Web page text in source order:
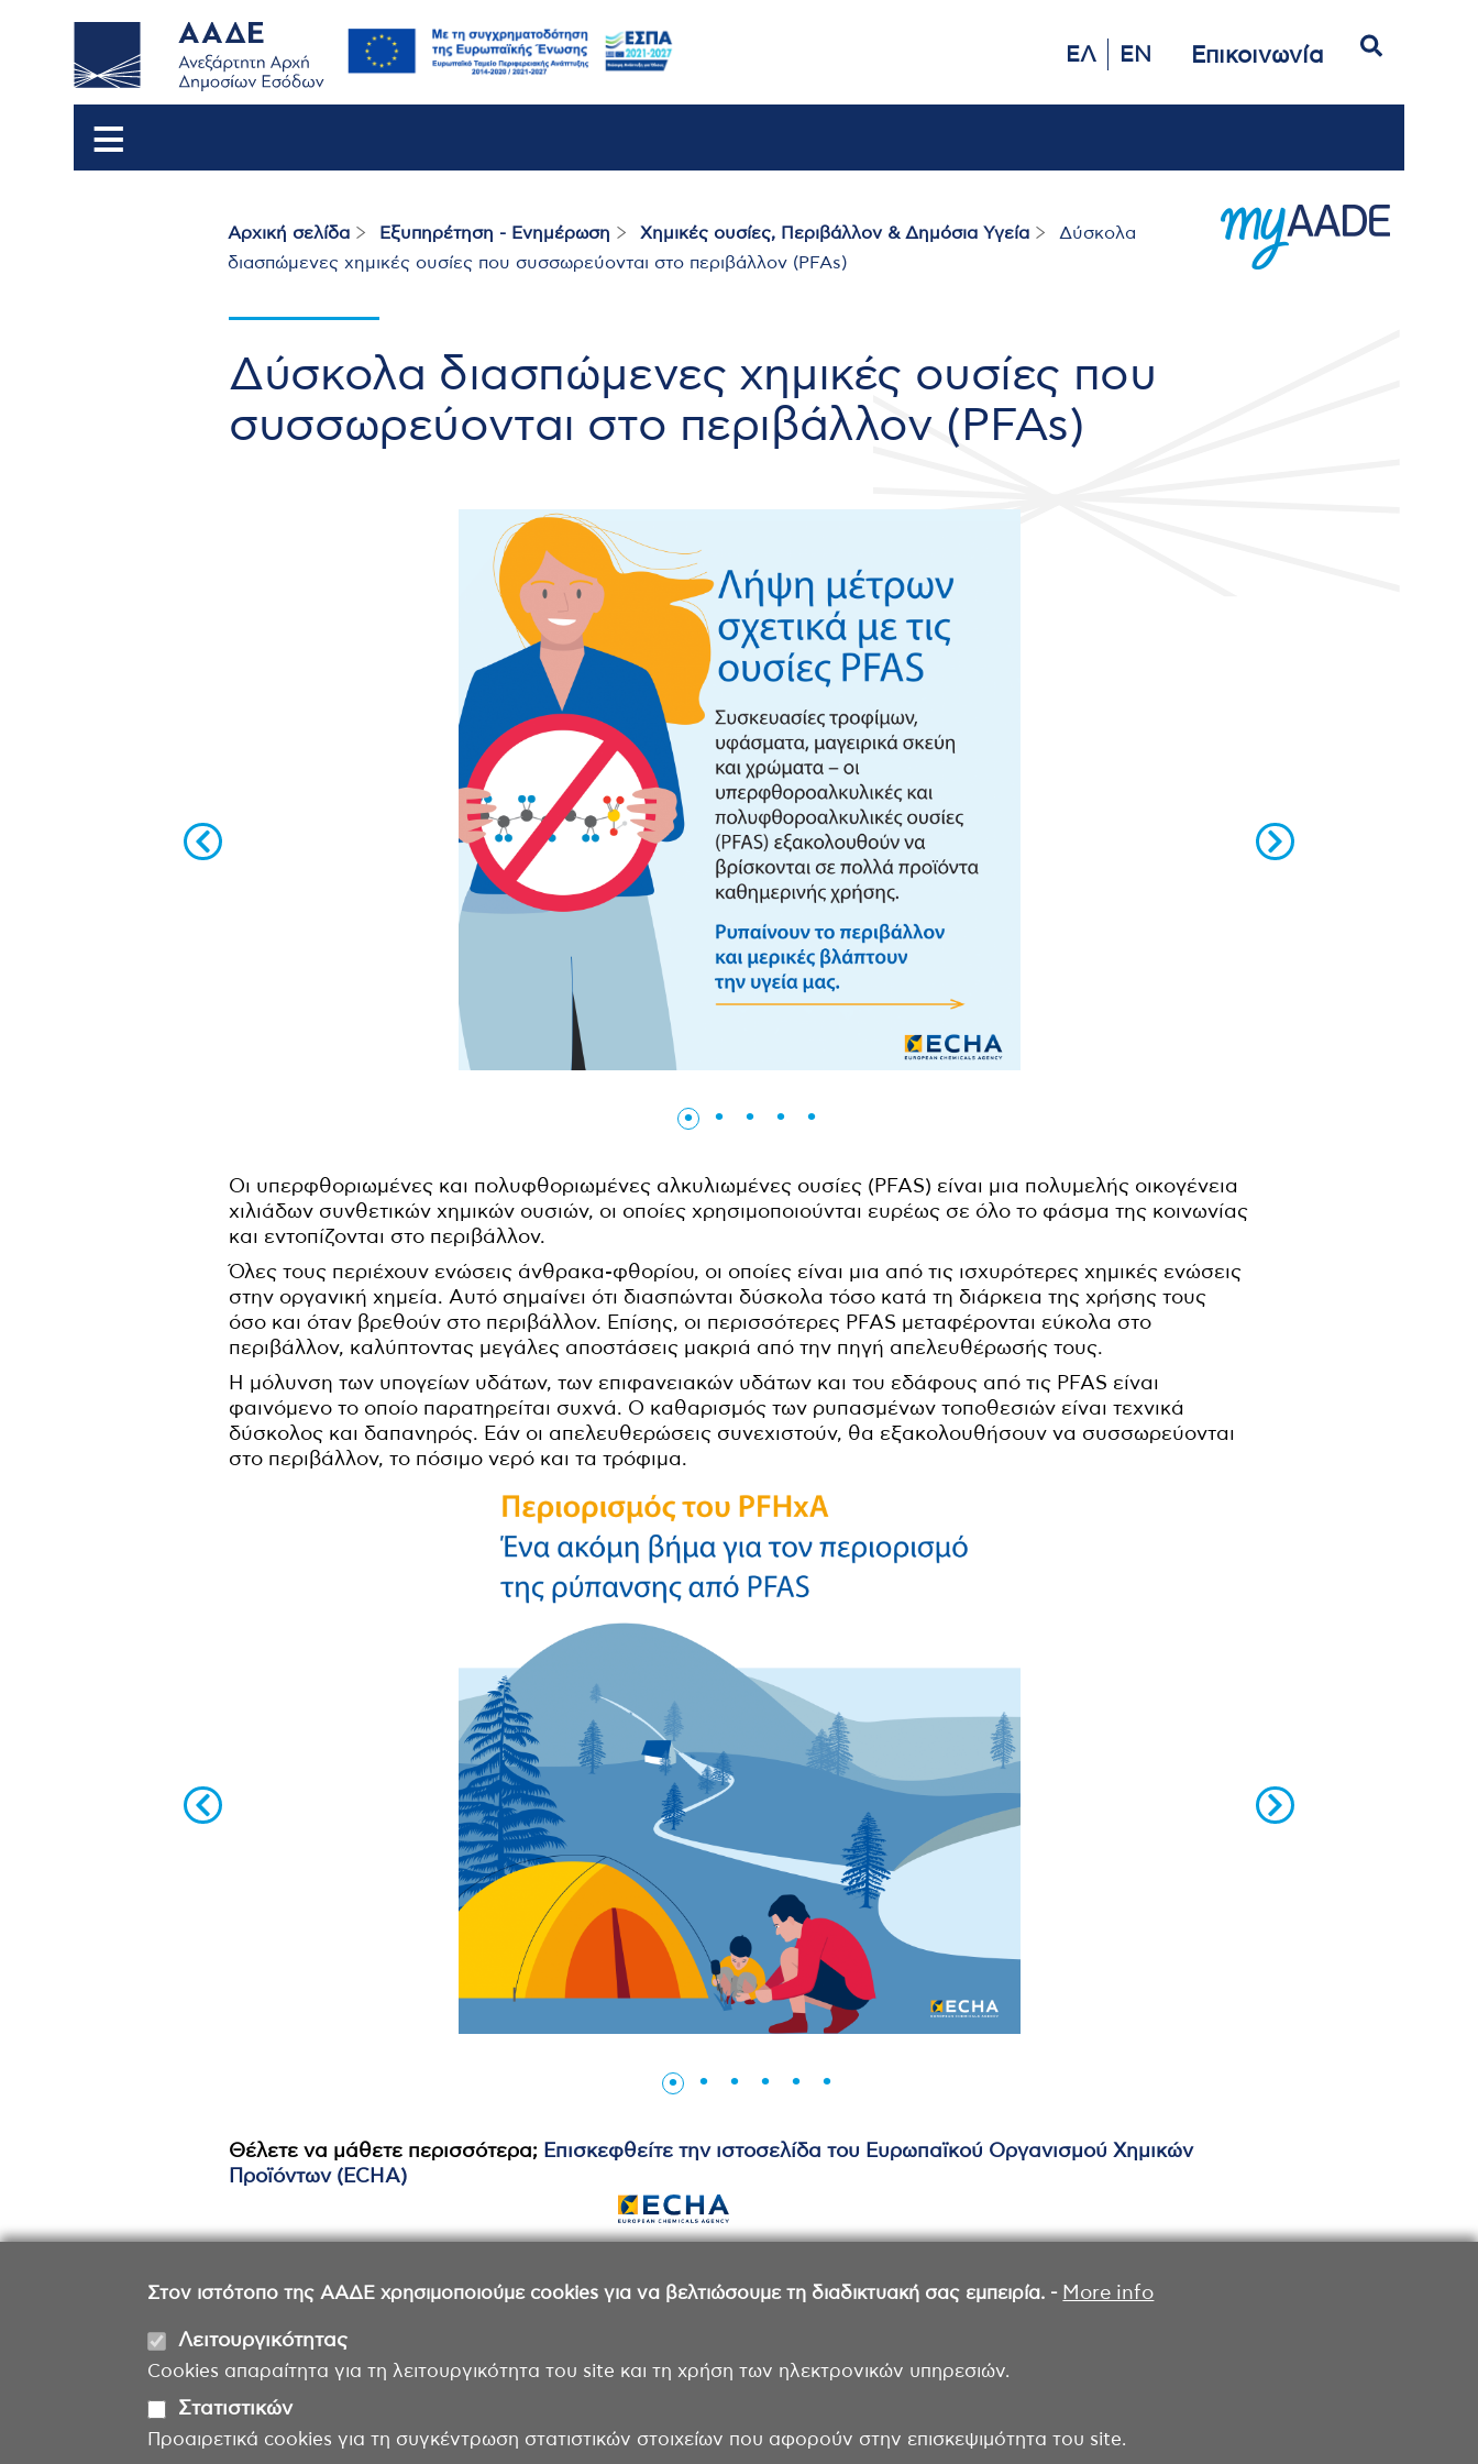
Στον ιστότοπο της ΑΑΔΕ χρησιμοποιούμε cookies για να βελτιώσουμε τη διαδικτυακή σας εμπειρία. - More info
Λειτουργικότητας
Cookies απαραίτητα για τη λειτουργικότητα του site και τη χρήση των ηλεκτρονικών υπηρεσιών.
Στατιστικών
Προαιρετικά cookies για τη συγκέντρωση στατιστικών στοιχείων που αφορούν στην επισκεψιμότητα του site.
ΕΛ EN Επικοινωνία
Breadcrumb
Αρχική σελίδα Εξυπηρέτηση - Ενημέρωση Χημικές ουσίες, Περιβάλλον & Δημόσια Υγεία
Δύσκολα
διασπώμενες χημικές ουσίες που συσσωρεύονται στο περιβάλλον (PFAs)
Δύσκολα διασπώμενες χημικές ουσίες που
συσσωρεύονται στο περιβάλλον (PFAs)
Οι υπερφθοριωμένες και πολυφθοριωμένες αλκυλιωμένες ουσίες (PFAS) είναι μια πολυμελής οικογένεια
χιλιάδων συνθετικών χημικών ουσιών, οι οποίες χρησιμοποιούνται ευρέως σε όλο το φάσμα της κοινωνίας
και εντοπίζονται στο περιβάλλον.
Όλες τους περιέχουν ενώσεις άνθρακα-φθορίου, οι οποίες είναι μια από τις ισχυρότερες χημικές ενώσεις
στην οργανική χημεία. Αυτό σημαίνει ότι διασπώνται δύσκολα τόσο κατά τη διάρκεια της χρήσης τους
όσο και όταν βρεθούν στο περιβάλλον. Επίσης, οι περισσότερες PFAS μεταφέρονται εύκολα στο
περιβάλλον, καλύπτοντας μεγάλες αποστάσεις μακριά από την πηγή απελευθέρωσής τους.
Η μόλυνση των υπογείων υδάτων, των επιφανειακών υδάτων και του εδάφους από τις PFAS είναι
φαινόμενο το οποίο παρατηρείται συχνά. Ο καθαρισμός των ρυπασμένων τοποθεσιών είναι τεχνικά
δύσκολος και δαπανηρός. Εάν οι απελευθερώσεις συνεχιστούν, θα εξακολουθήσουν να συσσωρεύονται
στο περιβάλλον, το πόσιμο νερό και τα τρόφιμα.
Θέλετε να μάθετε περισσότερα; Επισκεφθείτε την ιστοσελίδα του Ευρωπαϊκού Οργανισμού Χημικών
Προϊόντων (ECHA)